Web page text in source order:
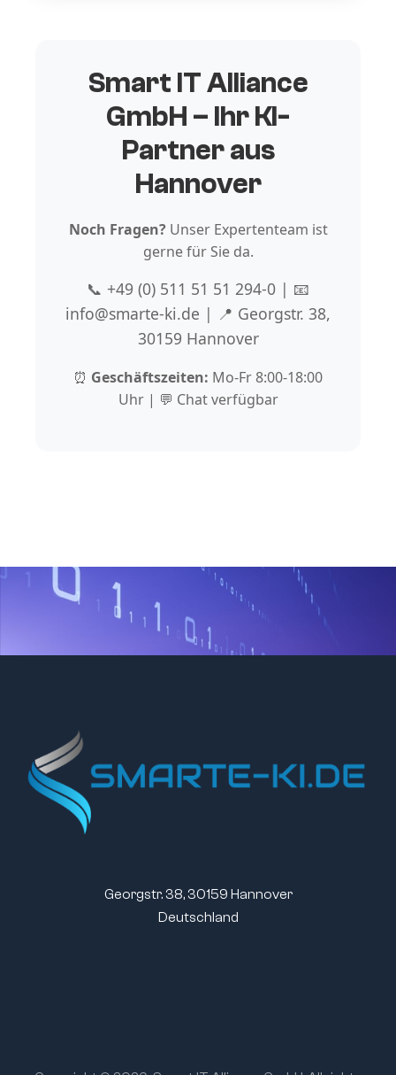
Smart IT Alliance
GmbH – Ihr KI-
Partner aus
Hannover
Noch Fragen?Unser Expertenteam ist
gerne für Sie da.
📞 +49 (0) 511 51 51 294-0 | 📧
info@smarte-ki.de | 📍 Georgstr. 38,
30159 Hannover
⏰ Geschäftszeiten: Mo-Fr 8:00-18:00
Uhr | 💬 Chat verfügbar
Georgstr. 38, 30159 Hannover
Deutschland